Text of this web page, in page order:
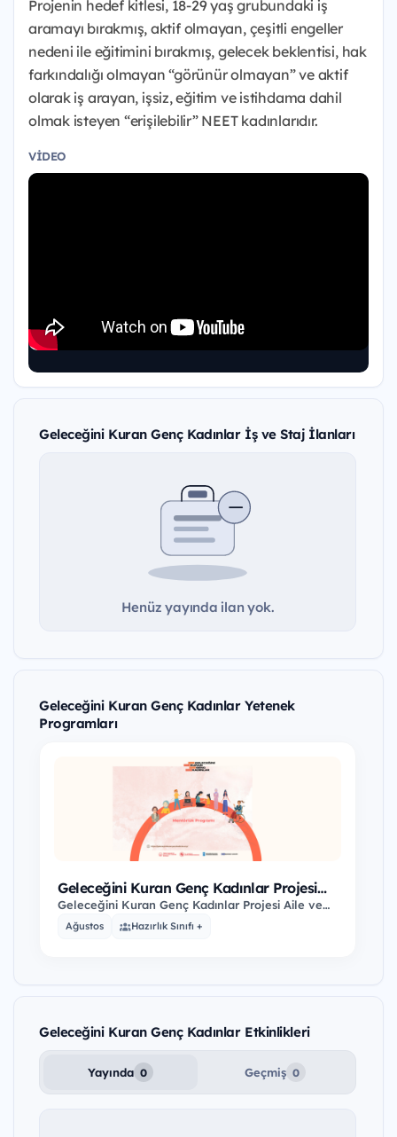
Projenin hedef kitlesi, 18-29 yaş grubundaki iş
aramayı bırakmış, aktif olmayan, çeşitli engeller
nedeni ile eğitimini bırakmış, gelecek beklentisi, hak
farkındalığı olmayan “görünür olmayan” ve aktif
olarak iş arayan, işsiz, eğitim ve istihdama dahil
olmak isteyen “erişilebilir” NEET kadınlarıdır.
VIDEO
Geleceğini Kuran Genç Kadınlar İş ve Staj İlanları
Henüz yayında ilan yok.
Geleceğini Kuran Genç Kadınlar Yetenek
Programları
Geleceğini Kuran Genç Kadınlar Projesi
Mentorluk Programı
Geleceğini Kuran Genç Kadınlar Projesi Aile ve
Sosyal Hizmetler Bakanlığı, Çalışma ve Sosyal…
Ağustos Hazırlık Sınıfı +
Geleceğini Kuran Genç Kadınlar Etkinlikleri
Yayında 0 Geçmiş 0